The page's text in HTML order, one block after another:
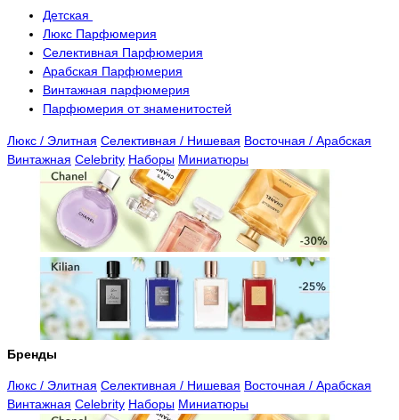
Детская
Люкс Парфюмерия
Селективная Парфюмерия
Арабская Парфюмерия
Винтажная парфюмерия
Парфюмерия от знаменитостей
Люкс / Элитная Селективная / Нишевая Восточная / Арабская
Винтажная Celebrity Наборы Миниатюры
Бренды
Люкс / Элитная Селективная / Нишевая Восточная / Арабская
Винтажная Celebrity Наборы Миниатюры